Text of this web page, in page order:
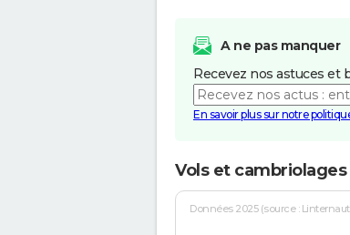
A ne pas manquer
Recevez nos astuces
En savoir plus sur notre
Vols et
Données 2025 (source :